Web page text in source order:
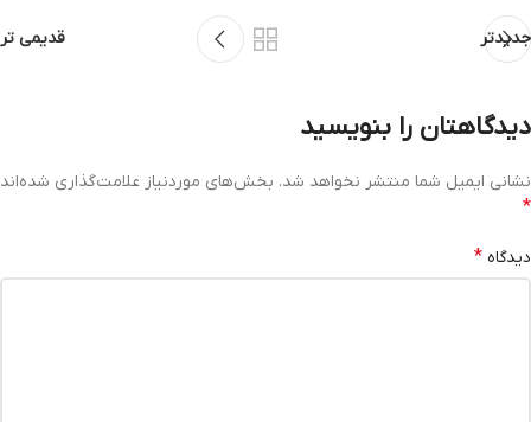
جدیدتر قدیمی تر
دیدگاهتان را بنویسید
نشانی ایمیل شما منتشر نخواهد شد. بخش‌های موردنیاز علامت‌گذاری شده‌اند
*
دیدگاه *